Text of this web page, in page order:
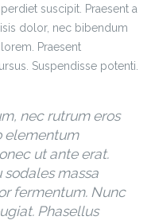
suscipit. Praesent a
dolor, nec bibendum
Praesent
Suspendisse potenti.
nec rutrum eros
elementum
ut ante erat.
sodales massa
fermentum. Nunc
Phasellus